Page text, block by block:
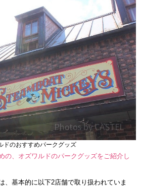
ドのおすすめパークグッズ
の、オズワルドのパークグッズをご紹介し
、基本的に以下2店舗で取り扱われていま